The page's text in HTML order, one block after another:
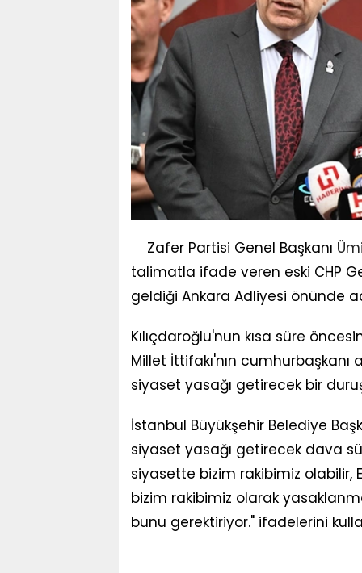
Zafer Partisi Genel Başkanı
talimatla ifade veren eski CHP
geldiği Ankara Adliyesi önünde
Kılıçdaroğlu'nun kısa süre
Millet İttifakı'nın
siyaset yasağı getirecek bir
İstanbul Büyükşehir Belediye
siyaset yasağı getirecek dava
siyasette bizim rakibimiz olabilir,
bizim rakibimiz olarak
bunu gerektiriyor." ifadelerini